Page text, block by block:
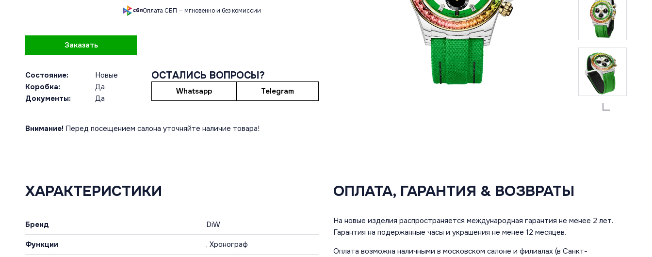
Оплата СБП — мгновенно и без комиссии
Заказать
Состояние:
Новые
Коробка:
Да
Документы:
Да
ОСТАЛИСЬ ВОПРОСЫ?
Whatsapp Telegram
Внимание! Перед посещением салона уточняйте наличие товара!
ХАРАКТЕРИСТИКИ
Бренд DiW
Функции , Хронограф
ОПЛАТА, ГАРАНТИЯ & ВОЗВРАТЫ
На новые изделия распространяется международная гарантия не менее 2 лет.
Гарантия на подержанные часы и украшения не менее 12 месяцев.
Оплата возможна наличными в московском салоне и филиалах (в Санкт-